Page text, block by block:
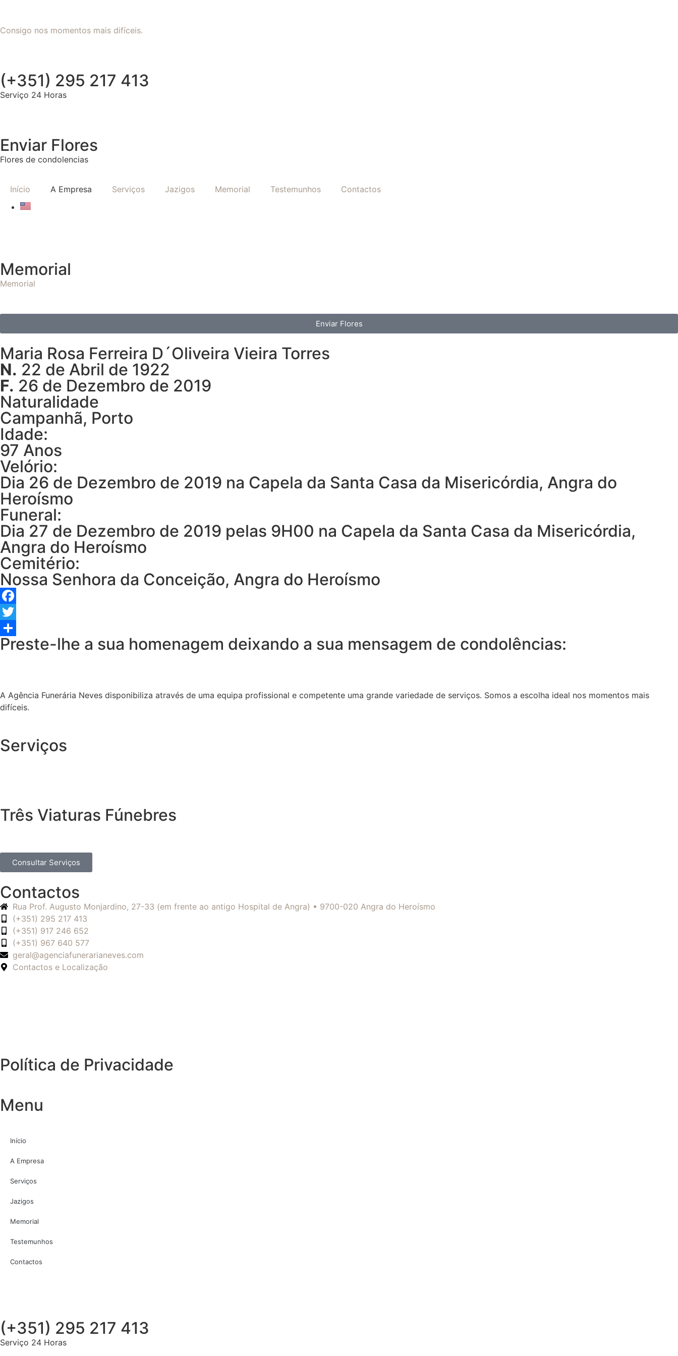
Consigo nos momentos mais difíceis.
(+351) 295 217 413
Serviço 24 Horas
Enviar Flores
Flores de condolencias
Início A Empresa Serviços Jazigos Memorial Testemunhos Contactos
Memorial
Memorial
Enviar Flores
Maria Rosa Ferreira D´Oliveira Vieira Torres
N. 22 de Abril de 1922
F. 26 de Dezembro de 2019
Naturalidade
Campanhã, Porto
Idade:
97 Anos
Velório:
Dia 26 de Dezembro de 2019 na Capela da Santa Casa da Misericórdia, Angra do
Heroísmo
Funeral:
Dia 27 de Dezembro de 2019 pelas 9H00 na Capela da Santa Casa da Misericórdia,
Angra do Heroísmo
Cemitério:
Nossa Senhora da Conceição, Angra do Heroísmo
Facebook
Twitter
Share
Preste-lhe a sua homenagem deixando a sua mensagem de condolências:
A Agência Funerária Neves disponibiliza através de uma equipa profissional e competente uma grande variedade de serviços. Somos a escolha ideal nos momentos mais
difíceis.
Serviços
Três Viaturas Fúnebres
Consultar Serviços
Contactos
Rua Prof. Augusto Monjardino, 27-33 (em frente ao antigo Hospital de Angra) • 9700-020 Angra do Heroísmo
(+351) 295 217 413
(+351) 917 246 652
(+351) 967 640 577
geral@agenciafunerarianeves.com
Contactos e Localização
Política de Privacidade
Menu
Início
A Empresa
Serviços
Jazigos
Memorial
Testemunhos
Contactos
(+351) 295 217 413
Serviço 24 Horas